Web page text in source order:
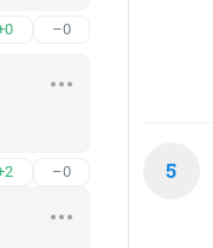
–0
–0 5